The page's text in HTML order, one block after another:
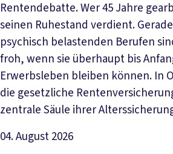
Rentendebatte. Wer 45 Jahre
seinen Ruhestand verdient.
psychisch belastenden Berufen
froh, wenn sie überhaupt bis
Erwerbsleben bleiben können. In
die gesetzliche
zentrale Säule ihrer
04. August 2026